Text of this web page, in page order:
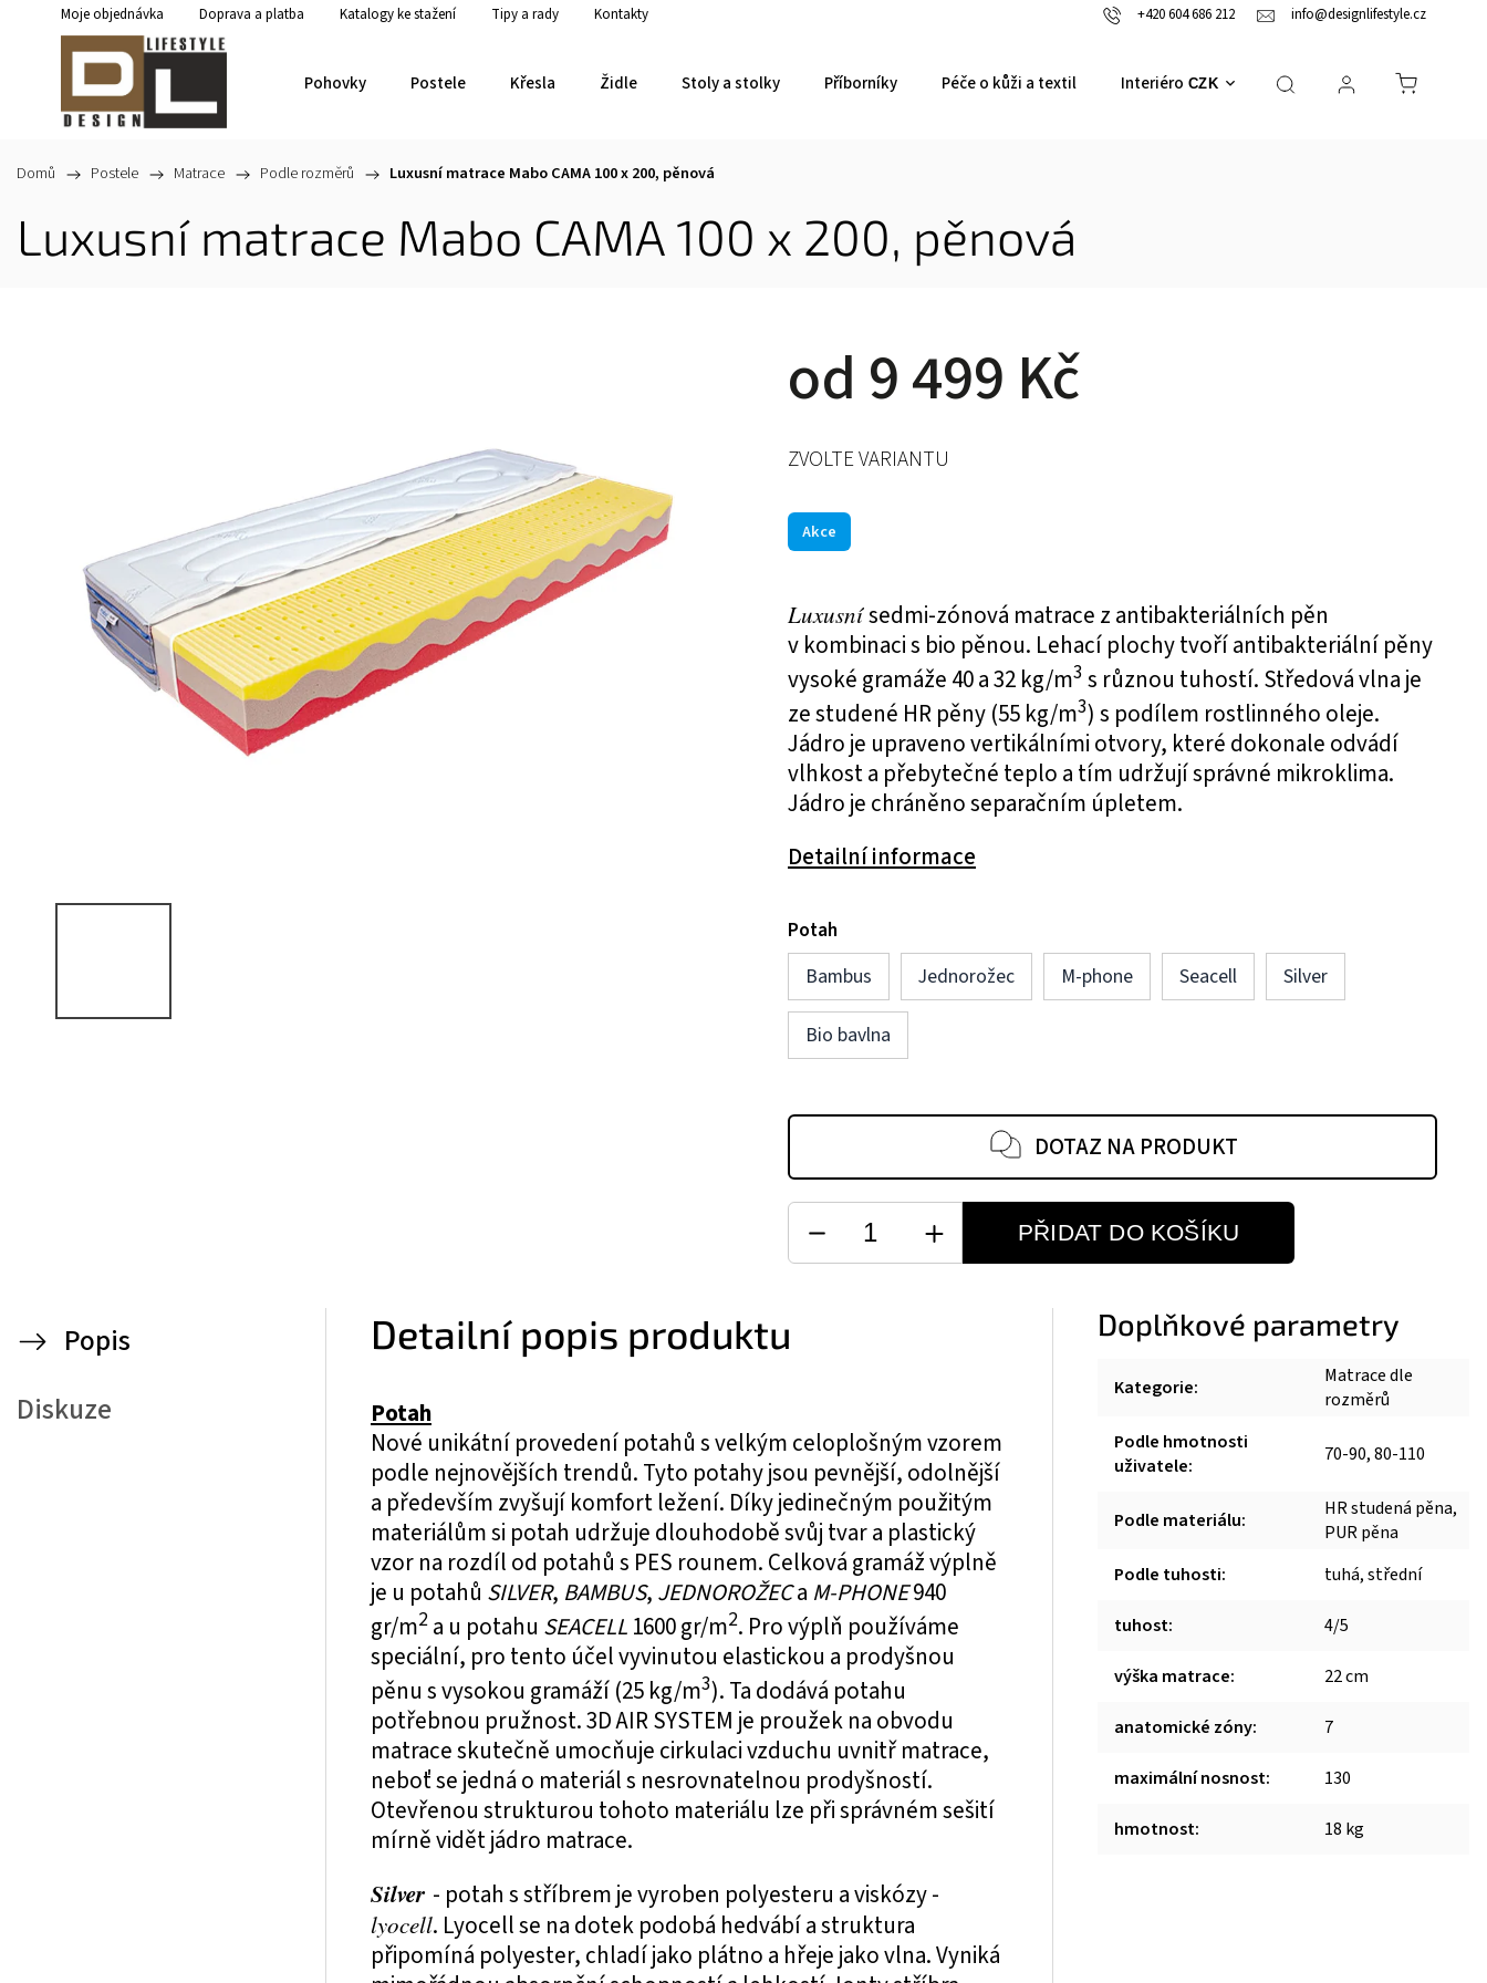
+420 604 686 212 info@designlifestyle.cz
Moje objednávka Doprava a platba Katalogy ke stažení Tipy a rady Kontakty
CZK
Pohovky Postele Křesla Židle Stoly a stolky Příborníky Péče o kůži a textil Interiérové doplňky
Domů / Postele / Matrace / Podle rozměrů / Luxusní matrace Mabo CAMA 100 x 200, pěnová
Luxusní matrace Mabo CAMA 100 x 200, pěnová
od 9 499 Kč
Luxusnísedmi-zónová matrace z antibakteriálních pěn
v kombinaci s bio pěnou. Lehací plochy tvoří antibakteriální pěny
vysoké gramáže 40 a 32 kg/m3 s různou tuhostí. Středová vlna je
ze studené HR pěny (55 kg/m3) s podílem rostlinného oleje.
Jádro je upraveno vertikálními otvory, které dokonale odvádí
vlhkost a přebytečné teplo a tím udržují správné mikroklima.
Jádro je chráněno separačním úpletem.
Detailní informace
Akce
Potah
Bambus
Jednorožec M-phone Seacell Silver
Bio bavlna
ZVOLTE VARIANTU
DOTAZ NA PRODUKT
PŘIDAT DO KOŠÍKU
Popis
Diskuze
Detailní popis produktu
Potah
Nové unikátní provedení potahů s velkým celoplošným vzorem
podle nejnovějších trendů. Tyto potahy jsou pevnější, odolnější
a především zvyšují komfort ležení. Díky jedinečným použitým
materiálům si potah udržuje dlouhodobě svůj tvar a plastický
vzor na rozdíl od potahů s PES rounem. Celková gramáž výplně
je u potahů SILVER, BAMBUS, JEDNOROŽECa M-PHONE940
gr/m2 a u potahu SEACELL 1600 gr/m2. Pro výplň používáme
speciální, pro tento účel vyvinutou elastickou a prodyšnou
pěnu s vysokou gramáží (25 kg/m3). Ta dodává potahu
potřebnou pružnost. 3D AIR SYSTEM je proužek na obvodu
matrace skutečně umocňuje cirkulaci vzduchu uvnitř matrace,
neboť se jedná o materiál s nesrovnatelnou prodyšností.
Otevřenou strukturou tohoto materiálu lze při správném sešití
mírně vidět jádro matrace.
Silver - potah s stříbrem je vyroben polyesteru a viskózy -
lyocell. Lyocell se na dotek podobá hedvábí a struktura
připomíná polyester, chladí jako plátno a hřeje jako vlna. Vyniká
Doplňkové parametry
Kategorie:
Matrace dle
rozměrů
Podle hmotnosti
uživatele: 70-90, 80-110
Podle materiálu:
HR studená pěna,
PUR pěna
Podle tuhosti: tuhá, střední
tuhost: 4/5
výška matrace: 22 cm
anatomické zóny: 7
maximální nosnost: 130
hmotnost: 18 kg